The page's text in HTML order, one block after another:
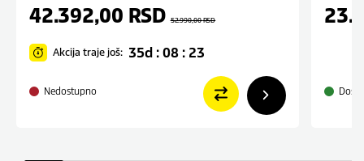
42.392,00 RSD 52.990,00RSD
Akcija traje još: 35d : 08 : 23
Nedostupno